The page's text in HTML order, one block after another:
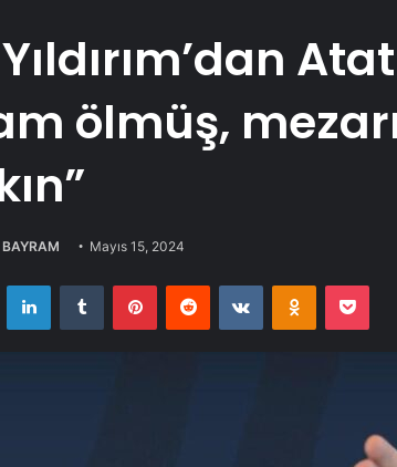
ölmüş,
Mayıs 15, 2024
LinkedInTumblr PinterestReddit VKontakte